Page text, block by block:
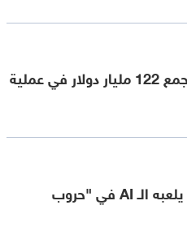
أوبن إيه آي تجمع 122 مليار دولار في عملية
ما الدور الذي يلعبه الـ AI في "حروب